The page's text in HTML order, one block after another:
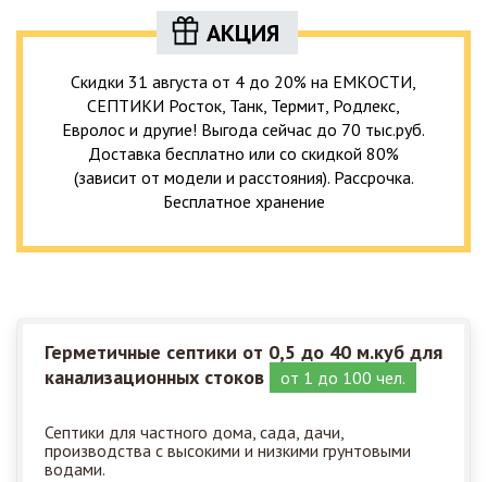
АКЦИЯ
Скидки 31 августа от 4 до 20% на ЕМКОСТИ,
СЕПТИКИ Росток, Танк, Термит, Родлекс,
Евролос и другие! Выгода сейчас до 70 тыс.руб.
Доставка бесплатно или со скидкой 80%
(зависит от модели и расстояния). Рассрочка.
Бесплатное хранение
Герметичные септики от 0,5 до 40 м.куб для
канализационных стоков
от 1 до 100 чел.
Септики для частного дома, сада, дачи,
производства с высокими и низкими грунтовыми
водами.